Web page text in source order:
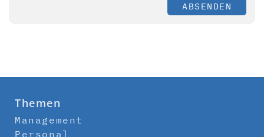
ABSENDEN
Themen
Management
Personal